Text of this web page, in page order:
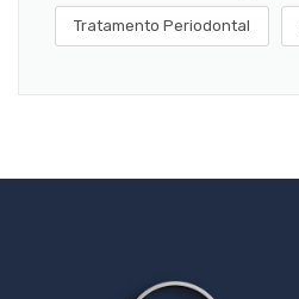
Tratamento Periodontal